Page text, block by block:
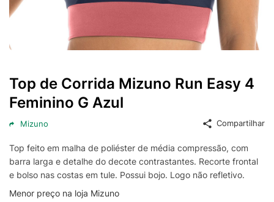
Top de Corrida Mizuno Run Easy 4
Feminino G Azul
Mizuno Compartilhar
Top feito em malha de poliéster de média compressão, com
barra larga e detalhe do decote contrastantes. Recorte frontal
e bolso nas costas em tule. Possui bojo. Logo não refletivo.
Menor preço na loja Mizuno